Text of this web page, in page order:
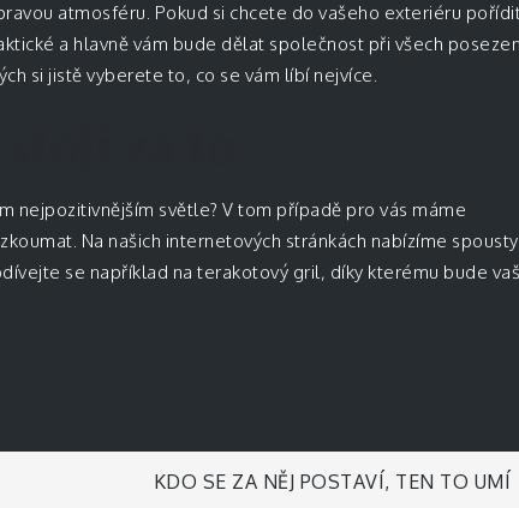
atmosféru. Pokud si chcete do vašeho exteriéru
a hlavně vám bude dělat společnost při všech
si jistě vyberete to, co se vám líbí nejvíce.
nejpozitivnějším světle? V tom případě pro vás máme
Na našich internetových stránkách nabízíme spousty
se například na terakotový gril, díky kterému bude
KDO SE ZA NĚJ POSTAVÍ, TEN TO UMÍ